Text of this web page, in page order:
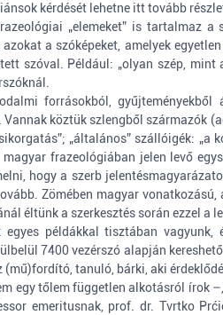
kérdését lehetne itt tovább
„elemeket” is tartalmaz
a szóképeket, amelyek
szóval. Például: „olyan szép,
forrásokból,
köztük szlengből származók
„általános” szállóigék:
frazeológiában jelen levő
hogy a szerb
Zömében magyar
éltünk a szerkesztés során ezzel a
példákkal tisztában
7400 vezérszó alapján
tanuló, bárki, aki
egy tőlem független alkotásról
emeritusnak, prof. dr. Tvrtko